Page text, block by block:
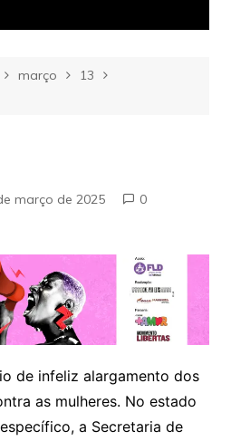
março
13
março de 2025
0
de infeliz alargamento dos
as mulheres. No estado
a Secretaria de